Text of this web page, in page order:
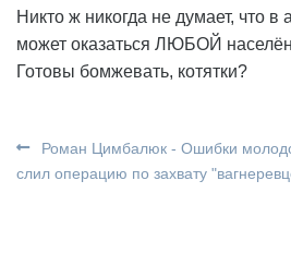
Никто ж никогда не думает, что в
может оказаться ЛЮБОЙ
Готовы бомжевать, котятки?
Роман Цимбалюк - Ошибки
слил операцию по захвату